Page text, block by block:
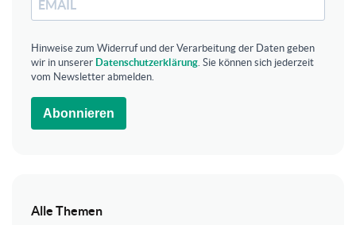
Hinweise zum Widerruf und der Verarbeitung der Daten geben
wir in unserer Datenschutzerklärung . Sie können sich jederzeit
vom Newsletter abmelden.
Abonnieren
Alle Themen